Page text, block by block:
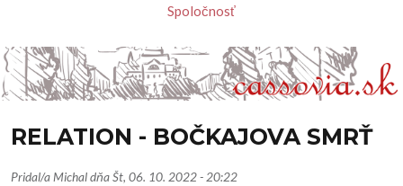
Spoločnosť
RELATION - BOČKAJOVA SMRŤ
Pridal/a MichaldňaŠt, 06. 10. 2022 - 20:22